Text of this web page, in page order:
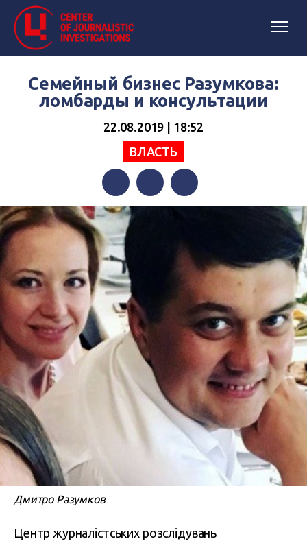
Семейный бизнес Разумкова:
ломбарды и консультации
22.08.2019 | 18:52
ВЛАСТЬ
FacebookTwitterTelegram
Дмитро Разумков
Центр журналістських розслідувань